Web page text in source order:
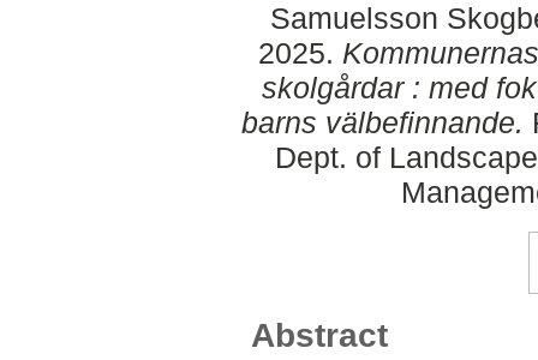
Samuelsson
2025.
skolgårdar : med
barns välbefinnande.
Dept. of
Abstract